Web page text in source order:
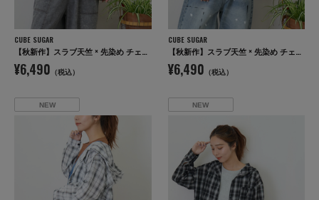
CUBE SUGAR
【秋新作】スラブ天竺 × 先染め チェック 裾フリル リメイク風 プルオーバー Tシャツ
¥6,490 （税込）
CUBE SUGAR
【秋新作】スラブ天竺 × 先染め チェック 裾フリル リメイク風 プルオーバー Tシャツ
¥6,490 （税込）
NEW NEW